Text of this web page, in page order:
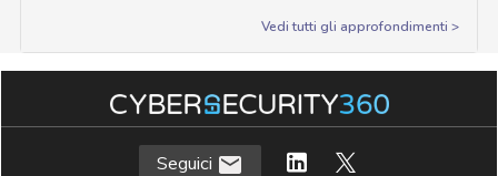
Vedi tutti gli approfondimenti >
Seguici